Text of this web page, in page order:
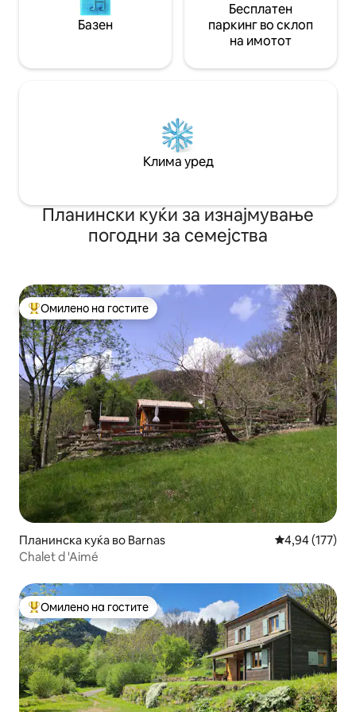
Базен
Бесплатен
паркинг во склоп
на имотот
Клима уред
Планински куќи за изнајмување
погодни за семејства
Меѓу најуспешните „Омилени на гостите“
Омилено на гостите
Планинска куќа во Barnas Просечна
4,94 (177)
Chalet d 'Aimé
Меѓу најуспешните „Омилени на гостите“
Омилено на гостите